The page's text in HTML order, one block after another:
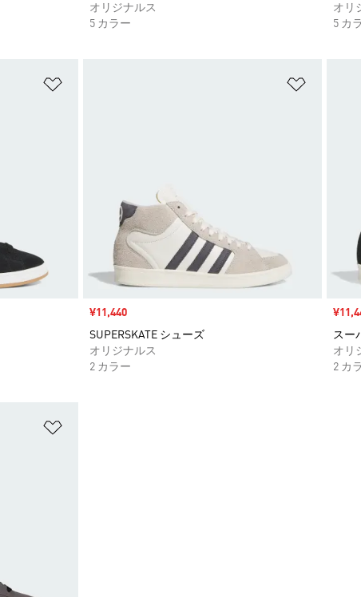
オリジナルス
5 カラー
オリ
5 カ
セール価格
¥11,440
SUPERSKATE シューズ
オリジナルス
2 カラー
セー
スー
オリ
2 カ